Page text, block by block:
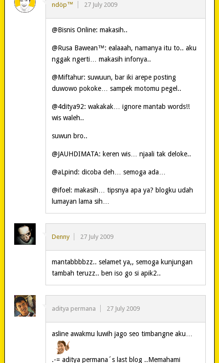
ndöp™ 27 July 2009
@Bisnis Online: makasih..
@Rusa Bawean™: ealaaah, namanya itu to.. aku
nggak ngerti… makasih infonya..
@Miftahur: suwuun, bar iki arepe posting
duwowo pokoke… sampek motomu pegel..
@4ditya92: wakakak… ignore mantab words!!
wis waleh..
suwun bro..
@JAUHDIMATA: keren wis… njaali tak deloke..
@aLpind: dicoba deh… semoga ada…
@ifoel: makasih… tipsnya apa ya? blogku udah
lumayan lama sih…
Denny 27 July 2009
mantabbbbzz.. selamet ya,, semoga kunjungan
tambah teruzz.. ben iso go si apik2..
aditya permana 27 July 2009
asline awakmu luwih jago seo timbangne aku…
.-= aditya permana´s last blog ..Memahami